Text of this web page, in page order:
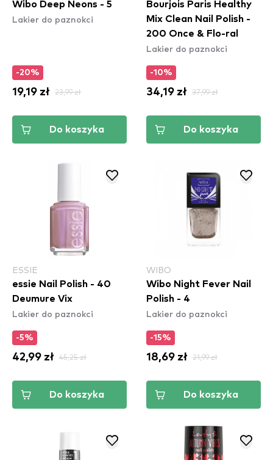
Wibo Deep Neons - 5
Lakier do paznokci
-20%
19,19 zł 23,99 zł
Do koszyka
Bourjois Paris Healthy
Mix Clean Nail Polish -
200 Once & Flo-ral
Lakier do paznokci
-10%
34,19 zł 37,99 zł
Do koszyka
ESSIE
essie Nail Polish - 40
Deumure Vix
Lakier do paznokci
-5%
42,99 zł 45,25 zł
Do koszyka
WIBO
Wibo Night Fever Nail
Polish - 4
Lakier do paznokci
-15%
18,69 zł 21,99 zł
Do koszyka